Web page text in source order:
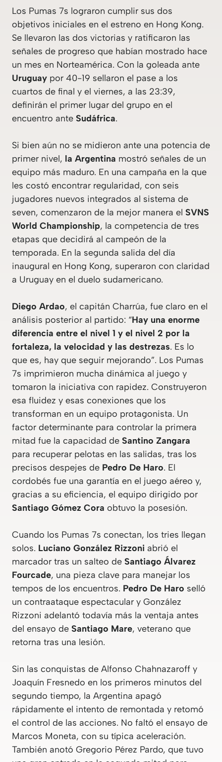
Los Pumas 7s lograron cumplir sus dos
objetivos iniciales en el estreno en Hong Kong.
Se llevaron las dos victorias y ratificaron las
señales de progreso que habían mostrado hace
un mes en Norteamérica. Con la goleada ante
Uruguay por 40-19 sellaron el pase a los
cuartos de final y el viernes, a las 23:39,
definirán el primer lugar del grupo en el
encuentro ante Sudáfrica.
Si bien aún no se midieron ante una potencia de
primer nivel, la Argentina mostró señales de un
equipo más maduro. En una campaña en la que
les costó encontrar regularidad, con seis
jugadores nuevos integrados al sistema de
seven, comenzaron de la mejor manera el SVNS
World Championship, la competencia de tres
etapas que decidirá al campeón de la
temporada. En la segunda salida del día
inaugural en Hong Kong, superaron con claridad
a Uruguay en el duelo sudamericano.
Diego Ardao, el capitán Charrúa, fue claro en el
análisis posterior al partido: “Hay una enorme
diferencia entre el nivel 1 y el nivel 2 por la
fortaleza, la velocidad y las destrezas. Es lo
que es, hay que seguir mejorando”. Los Pumas
7s imprimieron mucha dinámica al juego y
tomaron la iniciativa con rapidez. Construyeron
esa fluidez y esas conexiones que los
transforman en un equipo protagonista. Un
factor determinante para controlar la primera
mitad fue la capacidad de Santino Zangara
para recuperar pelotas en las salidas, tras los
precisos despejes de Pedro De Haro. El
cordobés fue una garantía en el juego aéreo y,
gracias a su eficiencia, el equipo dirigido por
Santiago Gómez Cora obtuvo la posesión.
Cuando los Pumas 7s conectan, los tries llegan
solos. Luciano González Rizzoni abrió el
marcador tras un salteo de Santiago Álvarez
Fourcade, una pieza clave para manejar los
tempos de los encuentros. Pedro De Haro selló
un contraataque espectacular y González
Rizzoni adelantó todavía más la ventaja antes
del ensayo de Santiago Mare, veterano que
retorna tras una lesión.
Sin las conquistas de Alfonso Chahnazaroff y
Joaquín Fresnedo en los primeros minutos del
segundo tiempo, la Argentina apagó
rápidamente el intento de remontada y retomó
el control de las acciones. No faltó el ensayo de
Marcos Moneta, con su típica aceleración.
También anotó Gregorio Pérez Pardo, que tuvo